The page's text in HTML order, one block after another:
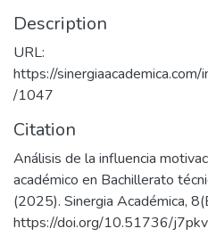
Description
URL:
https://
/1047
Citation
Análisis de la influencia
académico en Bachillerato
(2025). Sinergia Académica,
https://doi.org/10.51736/